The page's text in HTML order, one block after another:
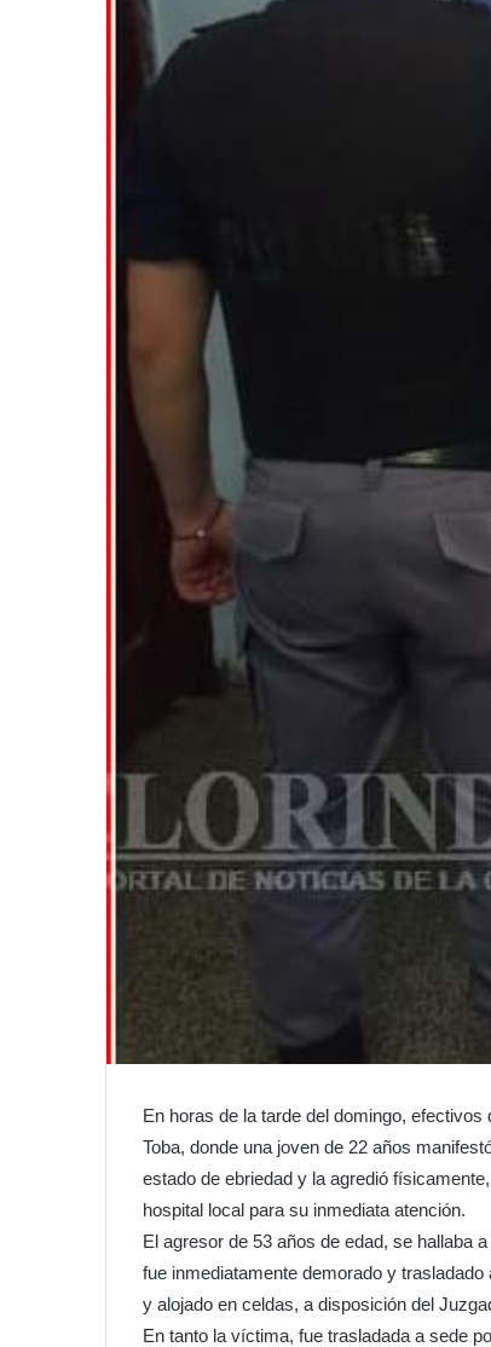
En horas de la tarde del domingo,
Toba, donde una joven de 22 años
estado de ebriedad y la agredió
hospital local para su inmediata atención.
El agresor de 53 años de edad, se hallaba
fue inmediatamente demorado y
y alojado en celdas, a disposición del
En tanto la víctima, fue trasladada a sede